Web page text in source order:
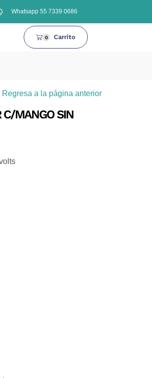
Whatsapp 55 7339 0686
0 Carrito
Regresa a la página anterior
C/MANGO SIN